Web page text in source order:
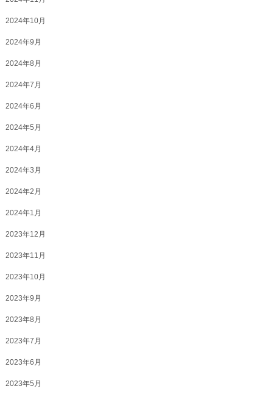
2024年10月
2024年9月
2024年8月
2024年7月
2024年6月
2024年5月
2024年4月
2024年3月
2024年2月
2024年1月
2023年12月
2023年11月
2023年10月
2023年9月
2023年8月
2023年7月
2023年6月
2023年5月